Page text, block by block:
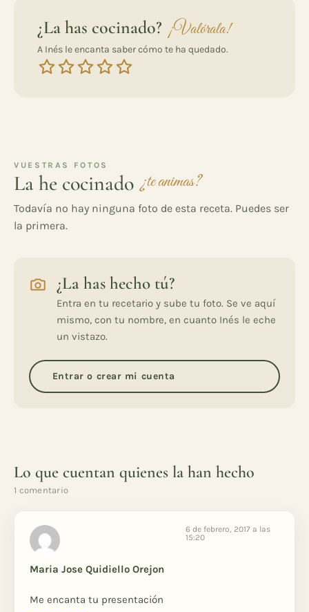
¿La has cocinado? ¡Valórala!
A Inés le encanta saber cómo te ha quedado.
VUESTRAS FOTOS
La he cocinado ¿te animas?
Todavía no hay ninguna foto de esta receta. Puedes ser
la primera.
¿La has hecho tú?
Entra en tu recetario y sube tu foto. Se ve aquí
mismo, con tu nombre, en cuanto Inés le eche
un vistazo.
Entrar o crear mi cuenta
Lo que cuentan quienes la han hecho
1 comentario
Maria Jose Quidiello Orejon
6 de febrero, 2017 a las
15:20
Me encanta tu presentación